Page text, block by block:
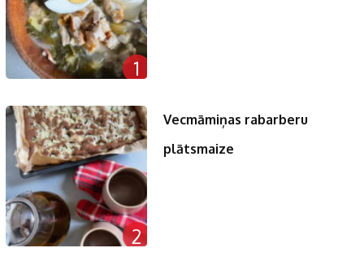
1
2
Vecmāmiņas rabarberu
plātsmaize